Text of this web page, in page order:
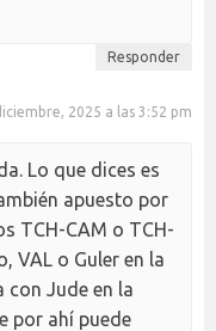
Responder
2025 a las 3:52 pm
Lo que dices es
apuesto por
TCH-CAM o TCH-
VAL o Guler en la
con Jude en la
por ahí puede